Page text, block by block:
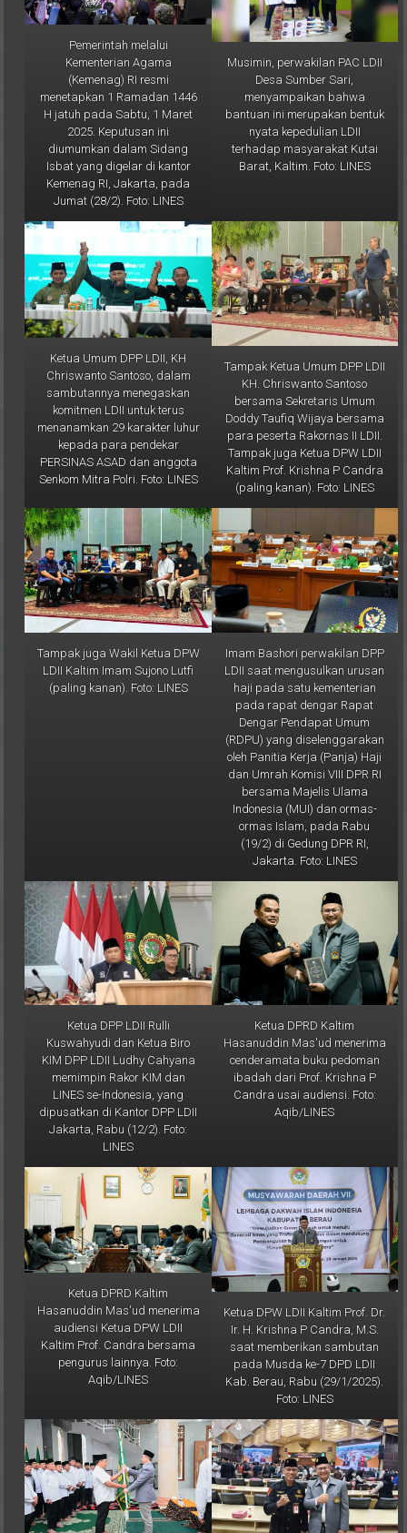
Pemerintah melalui
Kementerian Agama
(Kemenag) RI resmi
menetapkan 1 Ramadan 1446
H jatuh pada Sabtu, 1 Maret
2025. Keputusan ini
diumumkan dalam Sidang
Isbat yang digelar di kantor
Kemenag RI, Jakarta, pada
Jumat (28/2). Foto: LINES
Musimin, perwakilan PAC LDII
Desa Sumber Sari,
menyampaikan bahwa
bantuan ini merupakan bentuk
nyata kepedulian LDII
terhadap masyarakat Kutai
Barat, Kaltim. Foto: LINES
Ketua Umum DPP LDII, KH
Chriswanto Santoso, dalam
sambutannya menegaskan
komitmen LDII untuk terus
menanamkan 29 karakter luhur
kepada para pendekar
PERSINAS ASAD dan anggota
Senkom Mitra Polri. Foto: LINES
Tampak Ketua Umum DPP LDII
KH. Chriswanto Santoso
bersama Sekretaris Umum
Doddy Taufiq Wijaya bersama
para peserta Rakornas II LDII.
Tampak juga Ketua DPW LDII
Kaltim Prof. Krishna P Candra
(paling kanan). Foto: LINES
Tampak juga Wakil Ketua DPW
LDII Kaltim Imam Sujono Lutfi
(paling kanan). Foto: LINES
Imam Bashori perwakilan DPP
LDII saat mengusulkan urusan
haji pada satu kementerian
pada rapat dengar Rapat
Dengar Pendapat Umum
(RDPU) yang diselenggarakan
oleh Panitia Kerja (Panja) Haji
dan Umrah Komisi VIII DPR RI
bersama Majelis Ulama
Indonesia (MUI) dan ormas-
ormas Islam, pada Rabu
(19/2) di Gedung DPR RI,
Jakarta. Foto: LINES
Ketua DPP LDII Rulli
Kuswahyudi dan Ketua Biro
KIM DPP LDII Ludhy Cahyana
memimpin Rakor KIM dan
LINES se-Indonesia, yang
dipusatkan di Kantor DPP LDII
Jakarta, Rabu (12/2). Foto:
LINES
Ketua DPRD Kaltim
Hasanuddin Mas'ud menerima
cenderamata buku pedoman
ibadah dari Prof. Krishna P
Candra usai audiensi. Foto:
Aqib/LINES
Ketua DPRD Kaltim
Hasanuddin Mas'ud menerima
audiensi Ketua DPW LDII
Kaltim Prof. Candra bersama
pengurus lainnya. Foto:
Aqib/LINES
Ketua DPW LDII Kaltim Prof. Dr.
Ir. H. Krishna P Candra, M.S.
saat memberikan sambutan
pada Musda ke-7 DPD LDII
Kab. Berau, Rabu (29/1/2025).
Foto: LINES